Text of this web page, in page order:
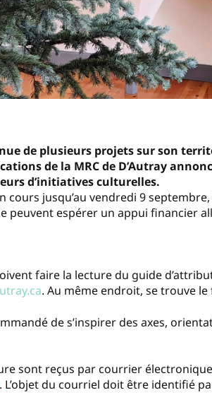
de plusieurs projets sur son
de la MRC de D’Autray
d’initiatives culturelles.
cours jusqu’au vendredi 9
peuvent espérer un appui financier
faire la lecture du guide
. Au même endroit, se trouve
de s’inspirer des axes,
sont reçus par courrier électronique
. L’objet du courriel doit être identifié